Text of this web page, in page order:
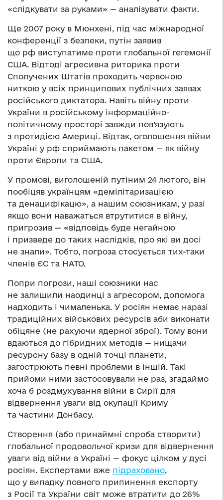
«слідкувати за руками» — аналізувати факти.
Ще 2007 року в Мюнхені, під час міжнародної
конференції з безпеки, путін заявив
що рф виступатиме проти глобальної гегемонії
США. Відтоді агресивна риторика проти
Сполучених Штатів проходить червоною
ниткою у всіх принципових публічних заявах
російського диктатора. Навіть війну проти
України в російському інформаційно-
політичному просторі завжди пов’язують
з протидією Америці. Відтак, оголошення війни
Україні у рф сприймають пакетом — як війну
проти Європи та США.
У промові, виголошеній путіним 24 лютого, він
пообіцяв українцям «демілітаризацією
та денацифікацю», а нашим союзникам, у разі
якщо вони наважаться втрутитися в війну,
пригрозив — «відповідь буде негайною
і призведе до таких наслідків, про які ви досі
не знали». Тобто, погроза стосується тих-таки
членів ЄС та НАТО.
Попри погрози, наші союзники нас
не залишили наодинці з агресором, допомога
надходить і чималенька. У росіян немає наразі
традиційних військових ресурсів аби виконати
обіцяне (не рахуючи ядерної зброї). Тому вони
вдаються до гібридних методів — нищачи
ресурсну базу в одній точці планети,
загострюють певні проблеми в іншій. Такі
прийоми ними застосовували не раз, згадаймо
хоча б роздмухування війни в Сирії для
відвернення уваги від окупації Криму
та частини Донбасу.
Створення (або принаймні спроба створити)
глобальної продовольчої кризи для відвернення
уваги від війни в Україні — фокус цілком у дусі
росіян. Експертами вже підраховано,
що у випадку повного припинення експорту
з Росії та України світ може втратити до 26%